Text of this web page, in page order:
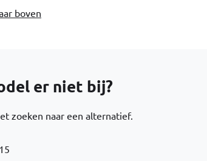
boven
er niet bij?
zoeken naar een alternatief.